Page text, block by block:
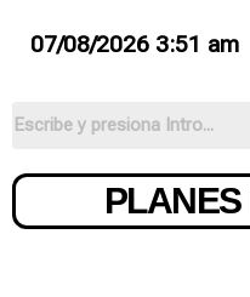
07/08/2026 3:51 am
PLANES